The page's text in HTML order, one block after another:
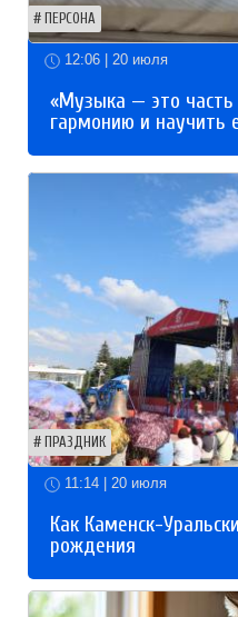
ПЕРСОНА
12:06 | 20 июля
«Музыка — это
гармонию и научить
ПРАЗДНИК
11:14 | 20 июля
Как Каменск-
рождения